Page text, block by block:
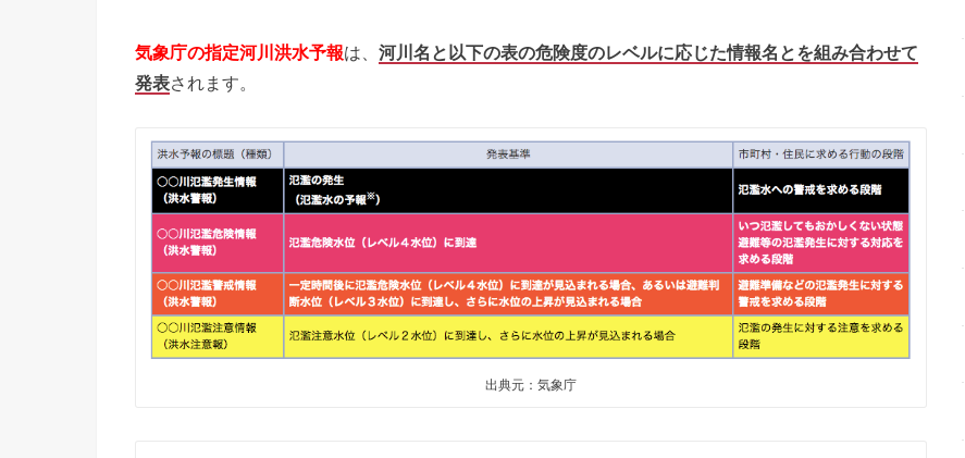
気象庁の指定河川洪水予報は、 河川名と以下の表の危険度のレベルに応じた情報名とを組み合わせて
発表されます。
出典元：気象庁